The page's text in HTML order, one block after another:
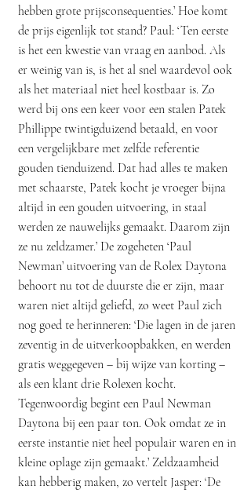
hebben grote prijsconsequenties.’ Hoe komt
de prijs eigenlijk tot stand? Paul: ‘Ten eerste
is het een kwestie van vraag en aanbod. Als
er weinig van is, is het al snel waardevol ook
als het materiaal niet heel kostbaar is. Zo
werd bij ons een keer voor een stalen Patek
Phillippe twintigduizend betaald, en voor
een vergelijkbare met zelfde referentie
gouden tienduizend. Dat had alles te maken
met schaarste, Patek kocht je vroeger bijna
altijd in een gouden uitvoering, in staal
werden ze nauwelijks gemaakt. Daarom zijn
ze nu zeldzamer.’ De zogeheten ‘Paul
Newman’ uitvoering van de Rolex Daytona
behoort nu tot de duurste die er zijn, maar
waren niet altijd geliefd, zo weet Paul zich
nog goed te herinneren: ‘Die lagen in de jaren
zeventig in de uitverkoopbakken, en werden
gratis weggegeven – bij wijze van korting –
als een klant drie Rolexen kocht.
Tegenwoordig begint een Paul Newman
Daytona bij een paar ton. Ook omdat ze in
eerste instantie niet heel populair waren en in
kleine oplage zijn gemaakt.’ Zeldzaamheid
kan hebberig maken, zo vertelt Jasper: ‘De